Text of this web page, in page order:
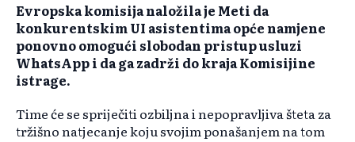
Evropska komisija naložila je Meti da
konkurentskim UI asistentima opće namjene
ponovno omogući slobodan pristup usluzi
WhatsApp i da ga zadrži do kraja Komisijine
istrage.
Time će se spriječiti ozbiljna i nepopravljiva šteta za
tržišno natjecanje koju svojim ponašanjem na tom